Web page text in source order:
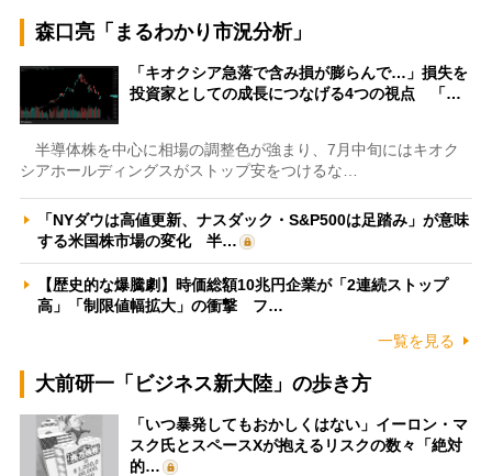
森口亮「まるわかり市況分析」
「キオクシア急落で含み損が膨らんで…」損失を
投資家としての成長につなげる4つの視点 「…
半導体株を中心に相場の調整色が強まり、7月中旬にはキオク
シアホールディングスがストップ安をつけるな…
「NYダウは高値更新、ナスダック・S&P500は足踏み」が意味
する米国株市場の変化 半…
【歴史的な爆騰劇】時価総額10兆円企業が「2連続ストップ
高」「制限値幅拡大」の衝撃 フ…
一覧を見る
大前研一「ビジネス新大陸」の歩き方
「いつ暴発してもおかしくはない」イーロン・マ
スク氏とスペースXが抱えるリスクの数々「絶対
的…